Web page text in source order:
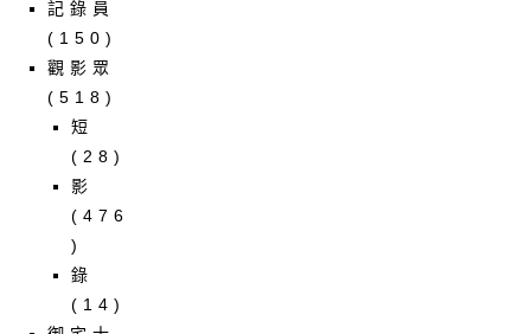
記錄員
(150)
觀影眾
(518)
短
(28)
影
(476
)
錄
(14)